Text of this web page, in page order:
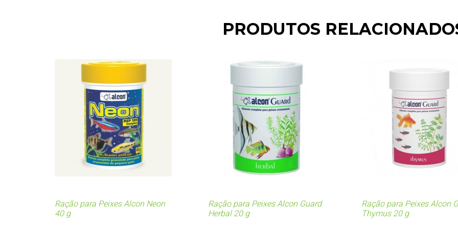
PRODUTOS
Ração para Peixes Alcon Neon
40 g
Ração para Peixes Alcon Guard
Herbal 20 g
Ração para Peixes Alcon
Thymus 20 g